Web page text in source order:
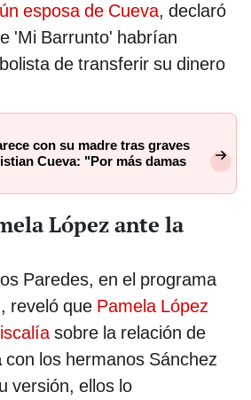
esposa de Cueva, declaró
'Mi Barrunto' habrían
de transferir su dinero
con su madre tras graves
Cueva: "Por más damas
López ante la
Paredes, en el programa
reveló que Pamela López
sobre la relación de
con los hermanos Sánchez
versión, ellos lo